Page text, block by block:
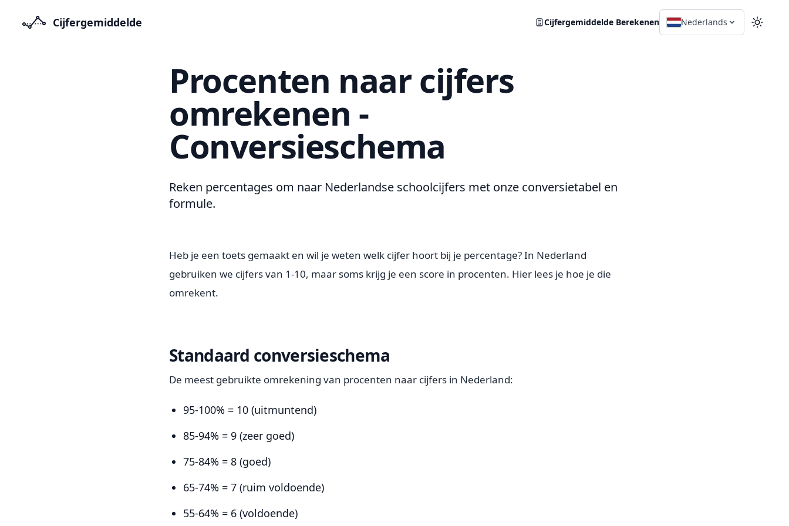
Cijfergemiddelde Cijfergemiddelde Berekenen Nederlands
Procenten naar cijfers
omrekenen -
Conversieschema
Reken percentages om naar Nederlandse schoolcijfers met onze conversietabel en
formule.
Heb je een toets gemaakt en wil je weten welk cijfer hoort bij je percentage? In Nederland
gebruiken we cijfers van 1-10, maar soms krijg je een score in procenten. Hier lees je hoe je die
omrekent.
Standaard conversieschema
De meest gebruikte omrekening van procenten naar cijfers in Nederland:
95-100% = 10 (uitmuntend)
85-94% = 9 (zeer goed)
75-84% = 8 (goed)
65-74% = 7 (ruim voldoende)
55-64% = 6 (voldoende)